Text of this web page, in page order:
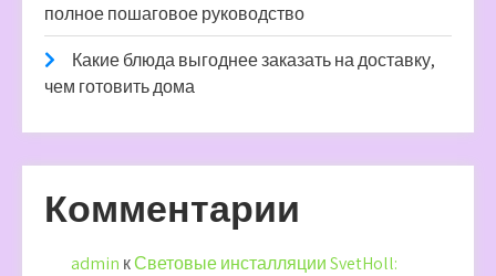
полное пошаговое руководство
Какие блюда выгоднее заказать на доставку,
чем готовить дома
Комментарии
admin кСветовые инсталляции SvetHoll: